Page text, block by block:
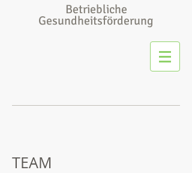
Betriebliche
Gesundheitsförderung
TEAM